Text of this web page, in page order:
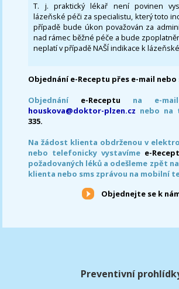
T. j. praktický lékař není povinen
lázeňské péči za specialistu, který toto
případě bude úkon považován za
nad rámec běžné péče a bude
neplatí v případě NAŠÍ indikace k
Objednání e-Receptu přes e-mail nebo
Objednání e-Receptu na e-
houskova@doktor-plzen.cz nebo na
335.
Na žádost klienta obdrženou v
nebo telefonicky vystavíme e-Recept
požadovaných léků a odešleme zpět
klienta nebo sms zprávou na mobilní
Objednejte se k
Preventivní